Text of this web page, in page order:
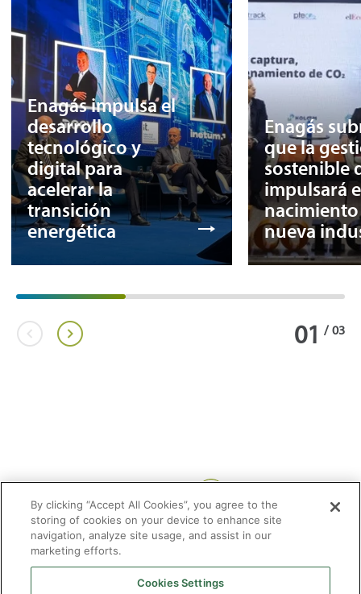
Enagás impulsa el
desarrollo
tecnológico y
digital para
acelerar la
transición
energética
Enagás
que la
sostenible
impulsará
nueva
01 / 03
By clicking “Accept All Cookies”, you agree to the
storing of cookies on your device to enhance site
navigation, analyze site usage, and assist in our
marketing efforts.
Cookies Settings